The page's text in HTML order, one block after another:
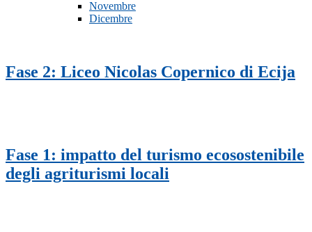
Novembre
Dicembre
Fase 2: Liceo Nicolas Copernico di Ecija
Fase 1: impatto del turismo ecosostenibile
degli agriturismi locali